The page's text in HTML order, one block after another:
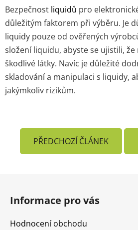
Bezpečnost liquidů pro
důležitým faktorem při výběru. Je
liquidy pouze od ověřených
složení liquidu, abyste se ujistili,
škodlivé látky. Navíc je důležité
skladování a manipulaci s liquidy,
jakýmkoliv rizikům.
PŘEDCHOZÍ ČLÁNEK
Informace pro vás
Hodnocení obchodu